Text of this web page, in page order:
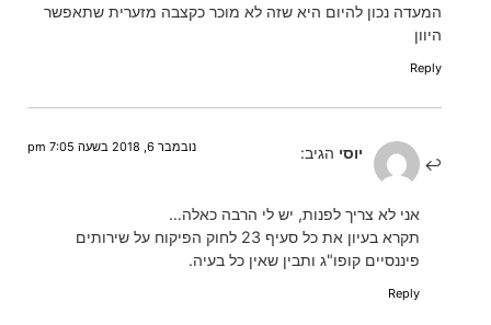
המעדה נכון להיום היא שזה לא מוכר כקצבה מזערית שתאפשר
היוון
Reply
יוסי הגיב: נובמבר 6, 2018 בשעה 7:05 pm
אני לא צריך לפנות, יש לי הרבה כאלה…
תקרא בעיון את כל סעיף 23 לחוק הפיקוח על שירותים
פיננסיים קופו"ג ותבין שאין כל בעיה.
Reply